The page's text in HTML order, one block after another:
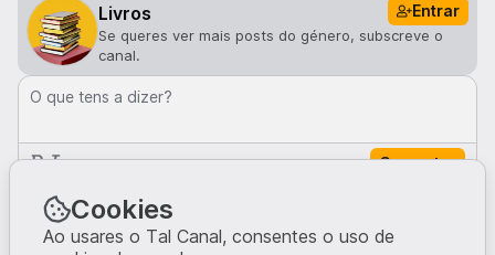
Livros Entrar
Se queres ver mais posts do género, subscreve o
canal.
O que tens a dizer?
Comentar
Comentários · 0
Cookies
Ao usares o Tal Canal, consentes o uso de